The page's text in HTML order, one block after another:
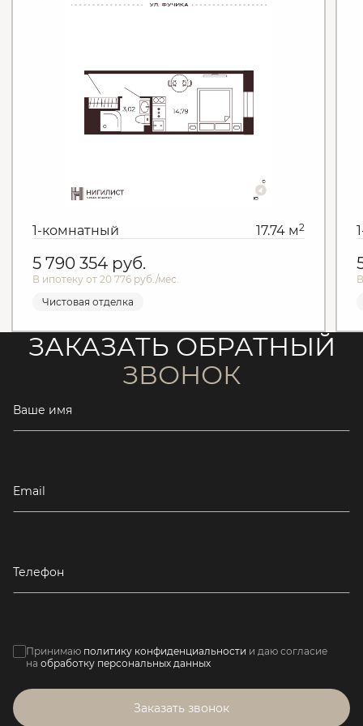
1-комнатный 17.74 м2
5 790 354 руб.
В ипотеку от 20 776 руб./мес.
Чистовая отделка
ЗАКАЗАТЬ ОБРАТНЫЙ
ЗВОНОК
Ваше имя
Email
Телефон
Принимаю политику конфиденциальности и даю согласие
на обработку персональных данных
Заказать звонок